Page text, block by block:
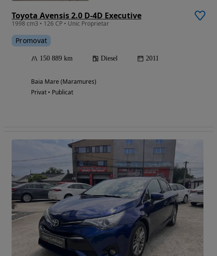
Toyota Avensis 2.0 D-4D Executive
1998 cm3 • 126 CP • Unic Proprietar
Promovat
150 889 km Diesel 2011
Baia Mare (Maramures)
Privat • Publicat